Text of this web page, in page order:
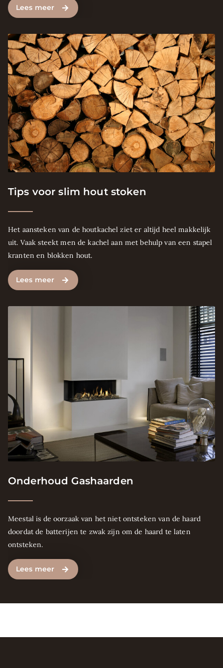
Lees meer
Tips voor slim hout stoken
Het aansteken van de houtkachel ziet er altijd heel makkelijk
uit. Vaak steekt men de kachel aan met behulp van een stapel
kranten en blokken hout.
Lees meer
Onderhoud Gashaarden
Meestal is de oorzaak van het niet ontsteken van de haard
doordat de batterijen te zwak zijn om de haard te laten
ontsteken.
Lees meer